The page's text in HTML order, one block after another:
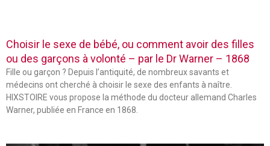
Choisir le sexe de bébé, ou comment avoir des filles
ou des garçons à volonté – par le Dr Warner – 1868
Fille ou garçon ? Depuis l’antiquité, de nombreux savants et
médecins ont cherché à choisir le sexe des enfants à naître.
HIXSTOIRE vous propose la méthode du docteur allemand Charles
Warner, publiée en France en 1868.